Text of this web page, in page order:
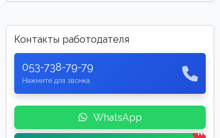
Контакты работодателя
053-738-79-79
Нажмите для звонка
WhatsApp
New